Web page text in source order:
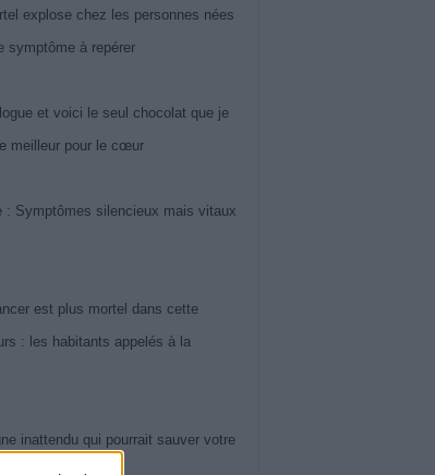
explose chez les personnes nées
symptôme à repérer
et voici le seul chocolat que je
meilleur pour le cœur
: Symptômes silencieux mais vitaux
est plus mortel dans cette
: les habitants appelés à la
inattendu qui pourrait sauver votre